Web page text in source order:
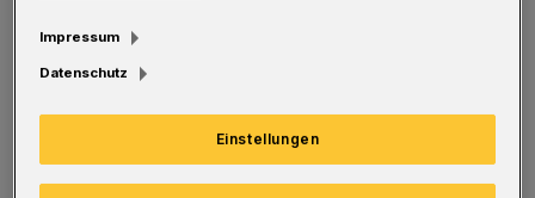
Der Bowling-Nachmittag, der am 17.
November 2024 stattfand, war Teil unserer
regelmäßigen Freizeit- und
Bildungsprogramme für Kinder und
Jugendliche. Ziel solcher Veranstaltungen ist
Impressum
Datenschutz
Einstellungen